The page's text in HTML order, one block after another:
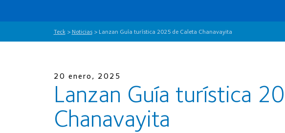
Teck> Noticias> Lanzan Guía turística 2025 de Caleta Chanavayita
20 enero, 2025
Lanzan Guía turística
Chanavayita